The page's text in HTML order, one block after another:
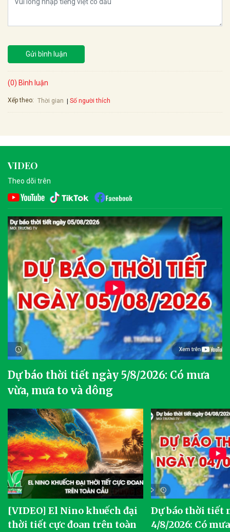
Gửi bình luận
(0) Bình luận
Xếp theo: Thời gian Số người thích
VIDEO
Theo dõi trên
Dự báo thời tiết ngày 5/8/2026: Có mưa
vừa, mưa to và dông
[VIDEO] El Nino khuếch đại
thời tiết cực đoan trên toàn
Dự báo thời tiết
4/8/2026: Có